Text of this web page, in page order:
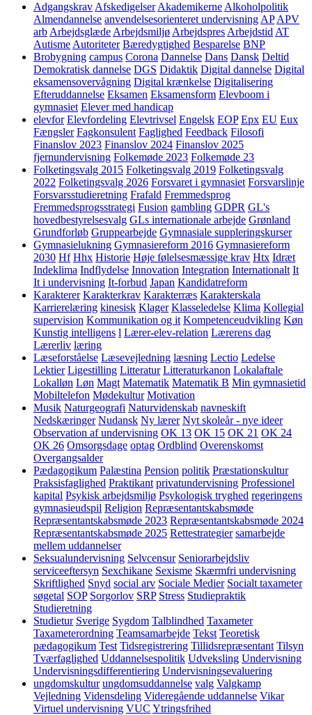
Adgangskrav Afskedigelser Akademikerne Alkoholpolitik
Almendannelse anvendelsesorienteret undervisning AP APV
arb Arbejdsglæde Arbejdsmiljø Arbejdspres Arbejdstid AT
Autisme Autoriteter Bæredygtighed Besparelse BNP
Brobygning campus Corona Dannelse Dans Dansk Deltid
Demokratisk dannelse DGS Didaktik Digital dannelse Digital
eksamensovervågning Digital krænkelse Digitalisering
Efteruddannelse Eksamen Eksamensform Elevboom i
gymnasiet Elever med handicap
elevfor Elevfordeling Elevtrivsel Engelsk EOP Epx EU Eux
Fængsler Fagkonsulent Faglighed Feedback Filosofi
Finanslov 2023 Finanslov 2024 Finanslov 2025
fjernundervisning Folkemøde 2023 Folkemøde 23
Folketingsvalg 2015 Folketingsvalg 2019 Folketingsvalg
2022 Folketingsvalg 2026 Forsvaret i gymnasiet Forsvarslinje
Forsvarsstudieretning Frafald Fremmedsprog
Fremmedsprogsstrategi Fusion gambling GDPR GL's
hovedbestyrelsesvalg GLs internationale arbejde Grønland
Grundforløb Gruppearbejde Gymnasiale suppleringskurser
Gymnasielukning Gymnasiereform 2016 Gymnasiereform
2030 Hf Hhx Historie Høje følelsesmæssige krav Htx Idræt
Indeklima Indflydelse Innovation Integration Internationalt It
It i undervisning It-forbud Japan Kandidatreform
Karakterer Karakterkrav Karakterræs Karakterskala
Karrierelæring kinesisk Klager Klasseledelse Klima Kollegial
supervision Kommunikation og it Kompetenceudvikling Køn
Kunstig intelligens l Lærer-elev-relation Lærerens dag
Lærerliv læring
Læseforståelse Læsevejledning læsning Lectio Ledelse
Lektier Ligestilling Litteratur Litteraturkanon Lokalaftale
Lokalløn Løn Magt Matematik Matematik B Min gymnasietid
Mobiltelefon Mødekultur Motivation
Musik Naturgeografi Naturvidenskab navneskift
Nedskæringer Nudansk Ny lærer Nyt skoleår - nye ideer
Observation af undervisning OK 13 OK 15 OK 21 OK 24
OK 26 Omsorgsdage optag Ordblind Overenskomst
Overgangsalder
Pædagogikum Palæstina Pension politik Præstationskultur
Praksisfaglighed Praktikant privatundervisning Professionel
kapital Psykisk arbejdsmiljø Psykologisk tryghed regeringens
gymnasieudspil Religion Repræsentantskabsmøde
Repræsentantskabsmøde 2023 Repræsentantskabsmøde 2024
Repræsentantskabsmøde 2025 Rettestrategier samarbejde
mellem uddannelser
Seksualundervisning Selvcensur Seniorarbejdsliv
serviceeftersyn Sexchikane Sexisme Skærmfri undervisning
Skriftlighed Snyd social arv Sociale Medier Socialt taxameter
søgetal SOP Sorgorlov SRP Stress Studiepraktik
Studieretning
Studietur Sverige Sygdom Talblindhed Taxameter
Taxameterordning Teamsamarbejde Tekst Teoretisk
pædagogikum Test Tidsregistrering Tillidsrepræsentant Tilsyn
Tværfaglighed Uddannelsespolitik Udveksling Undervisning
Undervisningsdifferentiering Undervisningsevaluering
ungdomskultur ungdomsuddannelse valg Valgkamp
Vejledning Vidensdeling Videregående uddannelse Vikar
Virtuel undervisning VUC Ytringsfrihed